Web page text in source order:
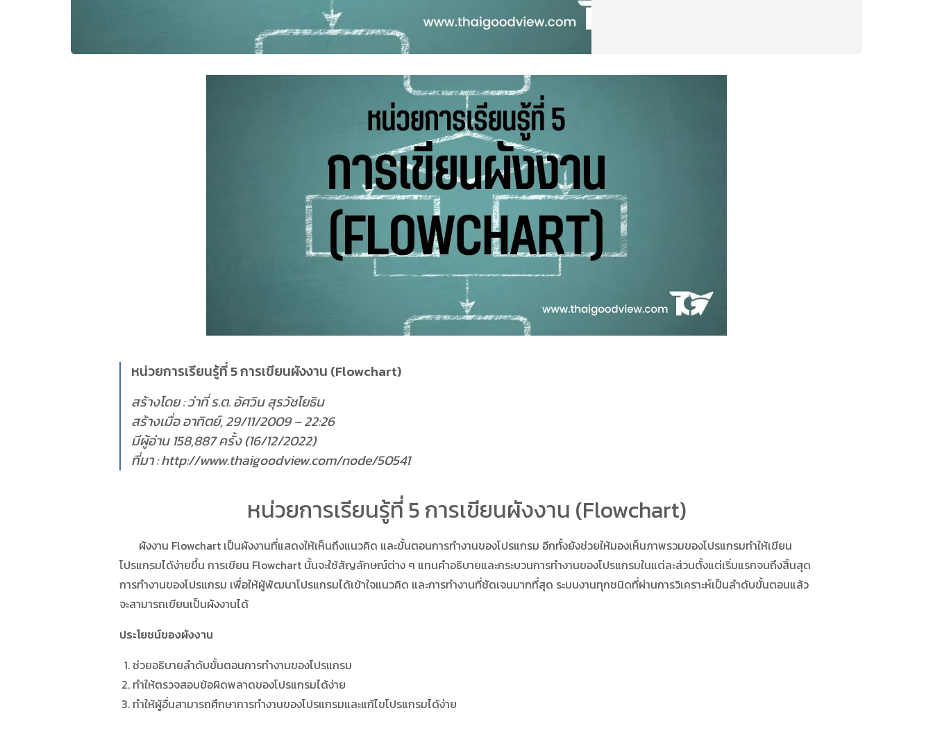
หน่วยการเรียนรู้ที่ 5 การเขียนผังงาน (Flowchart)
สร้างโดย : ว่าที่ ร.ต. อัศวิน สุรวัชโยธิน
สร้างเมื่อ อาทิตย์, 29/11/2009 – 22:26
มีผู้อ่าน 158,887 ครั้ง (16/12/2022)
ที่มา : http://www.thaigoodview.com/node/50541
หน่วยการเรียนรู้ที่ 5 การเขียนผังงาน (Flowchart)
ผังงาน Flowchart เป็นผังงานที่แสดงให้เห็นถึงแนวคิด และขั้นตอนการทำงานของโปรแกรม อีกทั้งยังช่วยให้มองเห็นภาพรวมของโปรแกรมทำให้เขียน
โปรแกรมได้ง่ายขึ้น การเขียน Flowchart นั้นจะใช้สัญลักษณ์ต่าง ๆ แทนคำอธิบายและกระบวนการทำงานของโปรแกรมในแต่ละส่วนตั้งแต่เริ่มแรกจนถึงสิ้นสุด
การทำงานของโปรแกรม เพื่อให้ผู้พัฒนาโปรแกรมได้เข้าใจแนวคิด และการทำงานที่ชัดเจนมากที่สุด ระบบงานทุกชนิดที่ผ่านการวิเคราะห์เป็นลำดับขั้นตอนแล้ว
จะสามารถเขียนเป็นผังงานได้
ประโยชน์ของผังงาน
ช่วยอธิบายลำดับขั้นตอนการทำงานของโปรแกรม
ทำให้ตรวจสอบข้อผิดพลาดของโปรแกรมได้ง่าย
ทำให้ผู้อื่นสามารถศึกษาการทำงานของโปรแกรมและแก้ไขโปรแกรมได้ง่าย